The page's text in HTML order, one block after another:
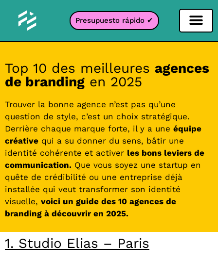
Presupuesto rápido ✔
Top 10 des meilleures agences
de branding en 2025
Trouver la bonne agence n’est pas qu’une
question de style, c’est un choix stratégique.
Derrière chaque marque forte, il y a une équipe
créative qui a su donner du sens, bâtir une
identité cohérente et activer les bons leviers de
communication. Que vous soyez une startup en
quête de crédibilité ou une entreprise déjà
installée qui veut transformer son identité
visuelle, voici un guide des 10 agences de
branding à découvrir en 2025.
1. Studio Elias – Paris